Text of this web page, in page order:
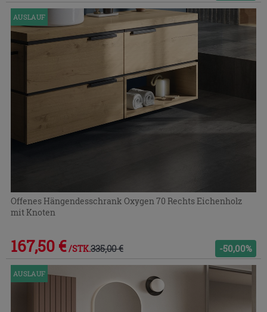
AUSLAUF
Offenes Hängendesschrank Oxygen 70 Rechts Eichenholz
mit Knoten
167,50 € /STK.335,00 € -50,00%
AUSLAUF